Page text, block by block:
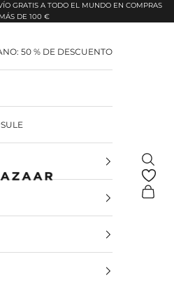
GRATIS A TODO EL MUNDO EN COMPRAS
DE 100 €
50 % DE DESCUENTO